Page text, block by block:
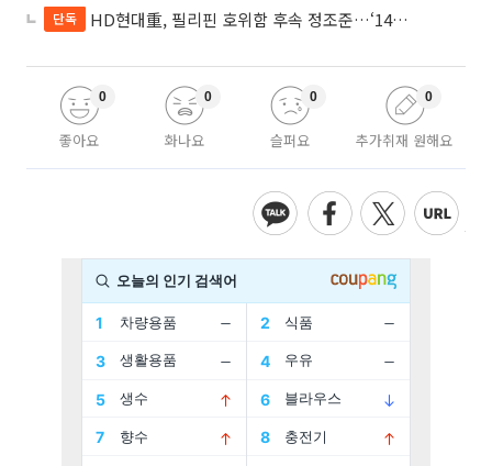
단독 HD현대重, 필리핀 호위함 후속 정조준…‘14척+α’ 싹쓸이 노린다
좋아요
0
화나요
0
슬퍼요
0
추가취재 원해요
0